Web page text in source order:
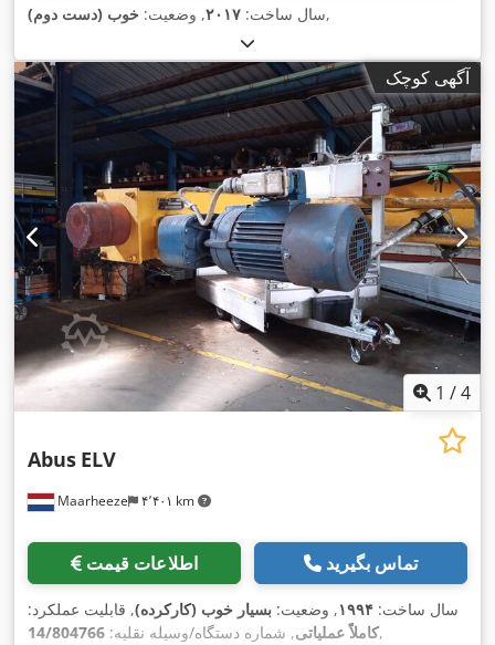
سال ساخت: ۲۰۱۷, وضعیت: خوب (دست دوم) ,
آگهی کوچک
1 /4
Maarheeze ۴٬۴۰۱ km
Abus ELV
اطلاعات قیمت تماس بگیرید
سال ساخت: ۱۹۹۴, وضعیت: بسیار خوب (کارکرده), قابلیت عملکرد:
کاملاً عملیاتی, شماره دستگاه/وسیله نقلیه: 14/804766 ,